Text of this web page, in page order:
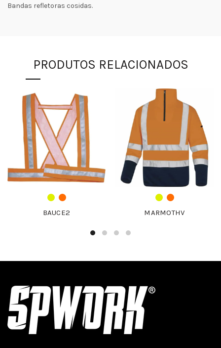
Bandas refletoras cosidas.
PRODUTOS RELACIONADOS
BAUCE2 MARMOTHV